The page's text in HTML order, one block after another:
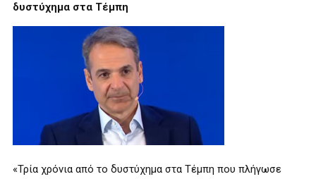
δυστύχημα στα Τέμπη
«Τρία χρόνια από το δυστύχημα στα Τέμπη που πλήγωσε